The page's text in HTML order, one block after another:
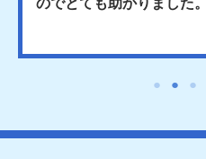
のでとても助かりました。